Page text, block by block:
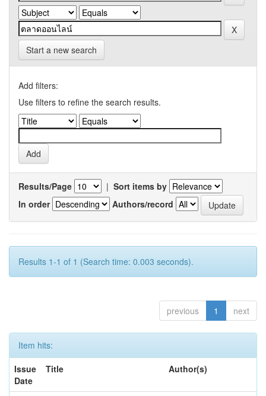
Start a new search
Add filters:
Use filters to refine the search results.
Results/Page | Sort items by
In order
Authors/record
Results 1-1 of 1 (Search time: 0.003 seconds).
previous 1 next
Item hits:
Issue
Date
Title Author(s)